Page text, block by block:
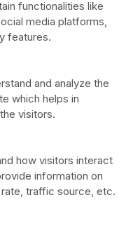
functionalities like
media platforms,
features.
and analyze the
which helps in
visitors.
how visitors interact
information on
traffic source, etc.